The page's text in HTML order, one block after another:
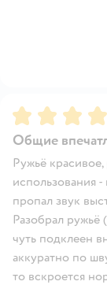
Рейтинг:4
Общие
Ружьё
использования -
пропал звук
Разобрал ружьё
чуть подклеен
аккуратно по
то вскроется